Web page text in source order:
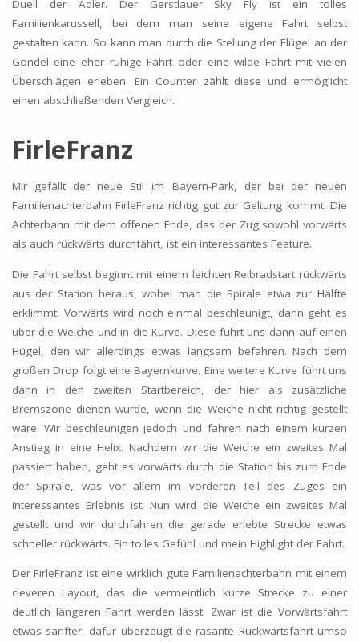
Duell der Adler. Der Gerstlauer Sky Fly ist ein tolles
Familienkarussell, bei dem man seine eigene Fahrt selbst
gestalten kann. So kann man durch die Stellung der Flügel an der
Gondel eine eher ruhige Fahrt oder eine wilde Fahrt mit vielen
Überschlägen erleben. Ein Counter zählt diese und ermöglicht
einen abschließenden Vergleich.
FirleFranz
Mir gefällt der neue Stil im Bayern-Park, der bei der neuen
Familienachterbahn FirleFranz richtig gut zur Geltung kommt. Die
Achterbahn mit dem offenen Ende, das der Zug sowohl vorwärts
als auch rückwärts durchfährt, ist ein interessantes Feature.
Die Fahrt selbst beginnt mit einem leichten Reibradstart rückwärts
aus der Station heraus, wobei man die Spirale etwa zur Hälfte
erklimmt. Vorwärts wird noch einmal beschleunigt, dann geht es
über die Weiche und in die Kurve. Diese führt uns dann auf einen
Hügel, den wir allerdings etwas langsam befahren. Nach dem
großen Drop folgt eine Bayernkurve. Eine weitere Kurve führt uns
dann in den zweiten Startbereich, der hier als zusätzliche
Bremszone dienen würde, wenn die Weiche nicht richtig gestellt
wäre. Wir beschleunigen jedoch und fahren nach einem kurzen
Anstieg in eine Helix. Nachdem wir die Weiche ein zweites Mal
passiert haben, geht es vorwärts durch die Station bis zum Ende
der Spirale, was vor allem im vorderen Teil des Zuges ein
interessantes Erlebnis ist. Nun wird die Weiche ein zweites Mal
gestellt und wir durchfahren die gerade erlebte Strecke etwas
schneller rückwärts. Ein tolles Gefühl und mein Highlight der Fahrt.
Der FirleFranz ist eine wirklich gute Familienachterbahn mit einem
cleveren Layout, das die vermeintlich kurze Strecke zu einer
deutlich längeren Fahrt werden lässt. Zwar ist die Vorwärtsfahrt
etwas sanfter, dafür überzeugt die rasante Rückwärtsfahrt umso